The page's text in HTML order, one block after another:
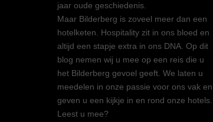
jaar oude geschiedenis.
Maar Bilderberg is zoveel meer dan een
hotelketen. Hospitality zit in ons bloed en
altijd een stapje extra in ons DNA. Op dit
blog nemen wij u mee op een reis die u
het Bilderberg gevoel geeft. We laten u
meedelen in onze passie voor ons vak en
geven u een kijkje in en rond onze hotels.
Leest u mee?